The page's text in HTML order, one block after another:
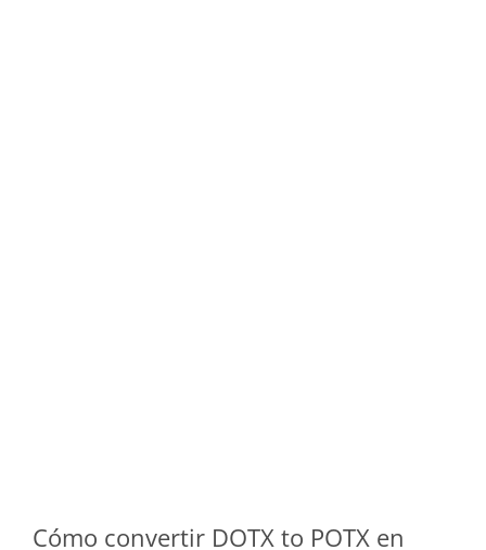
Cómo convertir DOTX to POTX en